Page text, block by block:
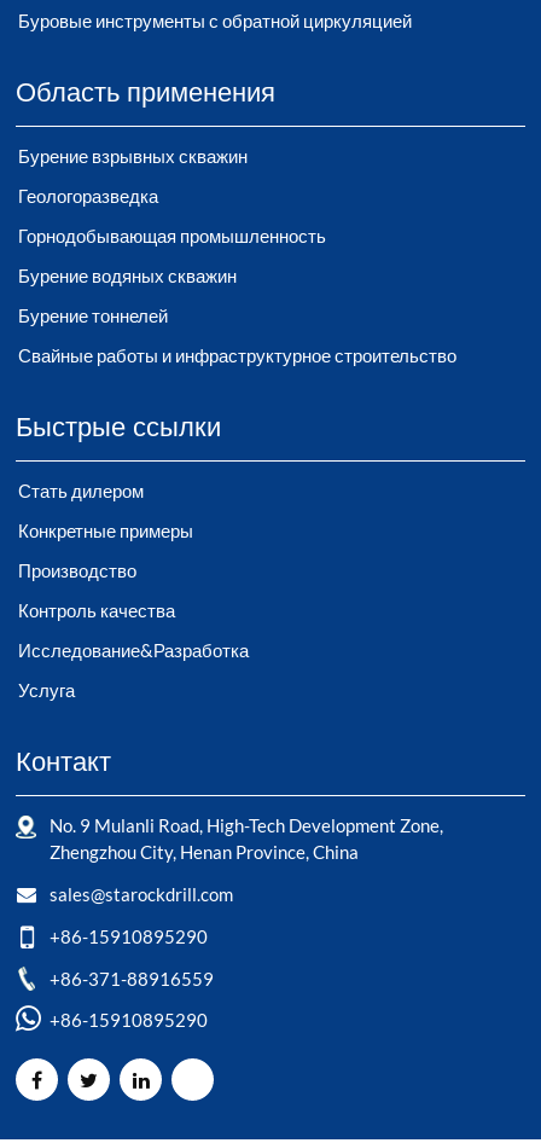
Буровые инструменты с обратной циркуляцией
Область применения
Бурение взрывных скважин
Геологоразведка
Горнодобывающая промышленность
Бурение водяных скважин
Бурение тоннелей
Свайные работы и инфраструктурное строительство
Быстрые ссылки
Стать дилером
Конкретные примеры
Производство
Контроль качества
Исследование&Разработка
Услуга
Контакт
No. 9 Mulanli Road, High-Tech Development Zone,
Zhengzhou City, Henan Province, China
sales@starockdrill.com
+86-15910895290
+86-371-88916559
+86-15910895290